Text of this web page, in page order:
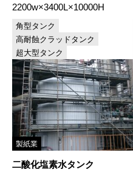
2200w×3400L×10000H
角型タンク
高耐蝕クラッドタンク
超大型タンク
製紙業
二酸化塩素水タンク